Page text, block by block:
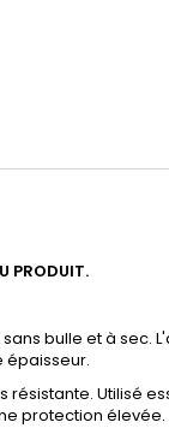
PRODUIT.
bulle et à sec.
épaisseur.
Utilisé
protection élevée.